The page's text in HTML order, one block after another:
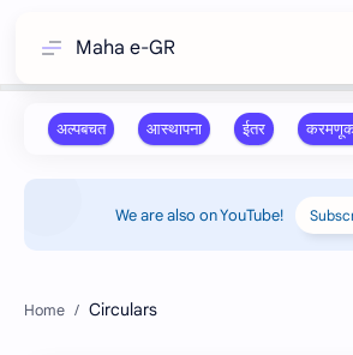
Maha e-GR
We are also on YouTube!
Circulars